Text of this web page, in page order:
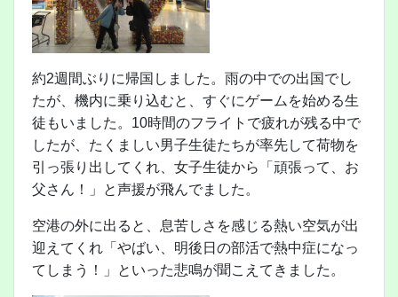
約2週間ぶりに帰国しました。雨の中での出国でし
たが、機内に乗り込むと、すぐにゲームを始める生
徒もいました。10時間のフライトで疲れが残る中で
したが、たくましい男子生徒たちが率先して荷物を
引っ張り出してくれ、女子生徒から「頑張って、お
父さん！」と声援が飛んでました。
空港の外に出ると、息苦しさを感じる熱い空気が出
迎えてくれ「やばい、明後日の部活で熱中症になっ
てしまう！」といった悲鳴が聞こえてきました。